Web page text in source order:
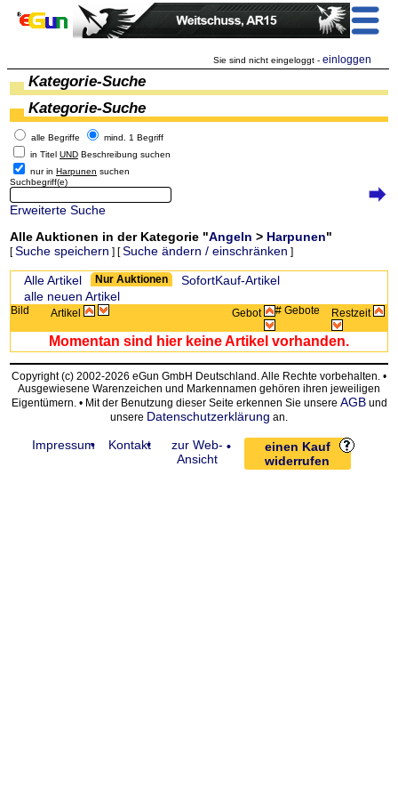
Sie sind nicht eingeloggt - einloggen
Kategorie-Suche
Kategorie-Suche
alle Begriffe
mind. 1 Begriff
in Titel UND Beschreibung suchen
nur in Harpunen suchen
Suchbegriff(e)
Erweiterte Suche
Alle Auktionen in der Kategorie "Angeln > Harpunen"
[Suche speichern ] [Suche ändern / einschränken ]
Alle Artikel Nur Auktionen
SofortKauf-Artikel
alle neuen Artikel
Bild Artikel Gebot # Gebote Restzeit
Momentan sind hier keine Artikel vorhanden.
Copyright (c) 2002-2026 eGun GmbH Deutschland. Alle Rechte vorbehalten. •
Ausgewiesene Warenzeichen und Markennamen gehören ihren jeweiligen
Eigentümern. • Mit der Benutzung dieser Seite erkennen Sie unsere AGBund
unsere Datenschutzerklärung an.
Impressum Kontakt
zur Web-
Ansicht
einen Kauf
widerrufen